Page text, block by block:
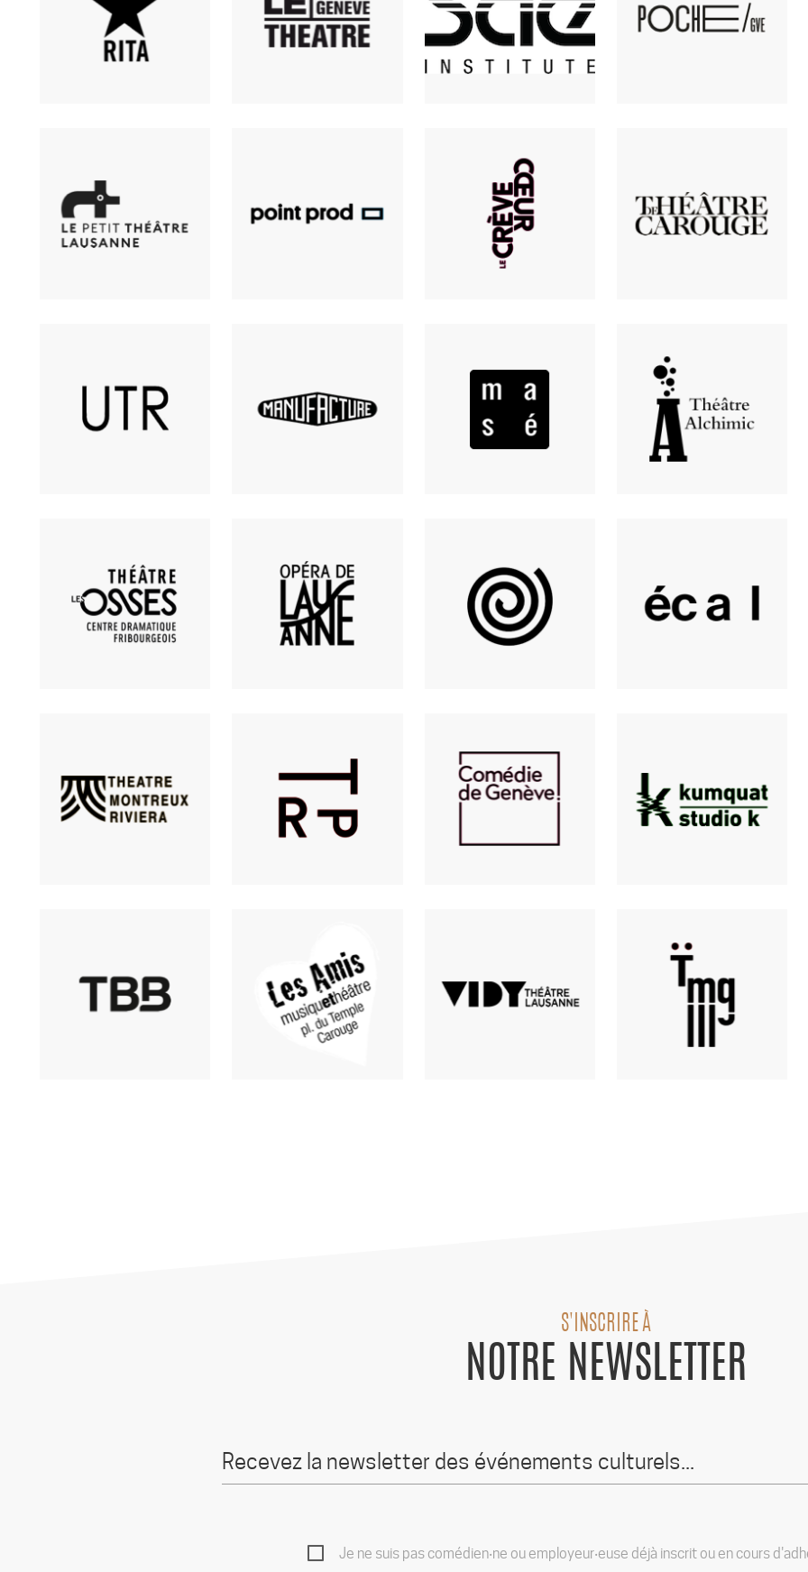
S'INSCRIRE À
NOTRE NEWSLETTER
Je ne suis pas comédien‧ne ou employeur‧euse déjà inscrit ou en cours